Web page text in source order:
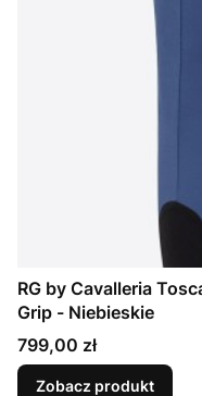
RG by Cavalleria
Grip - Niebieskie
Cena
799,00 zł
Zobacz produkt